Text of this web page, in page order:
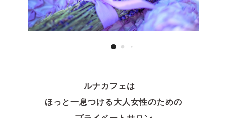
ルナカフェは
ほっと一息つける大人女性のための